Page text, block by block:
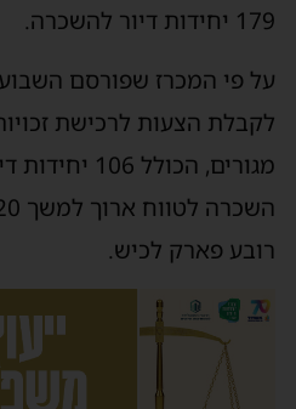
179 יחידות דיור להשכרה.
על פי המכרז שפורסם
לקבלת הצעות לרכישת
מגורים,
רובע פארק לכיש.